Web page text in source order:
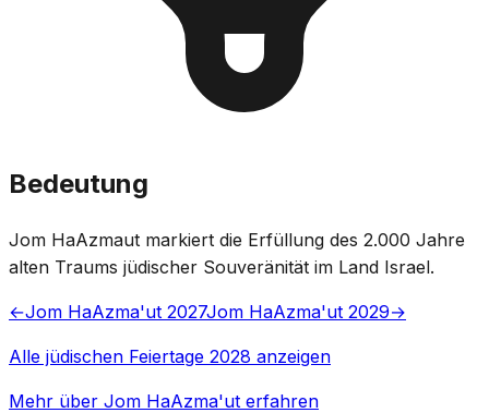
Bedeutung
Jom HaAzmaut markiert die Erfüllung des 2.000 Jahre
alten Traums jüdischer Souveränität im Land Israel.
←Jom HaAzma'ut 2027Jom HaAzma'ut 2029→
Alle jüdischen Feiertage 2028 anzeigen
Mehr über Jom HaAzma'ut erfahren